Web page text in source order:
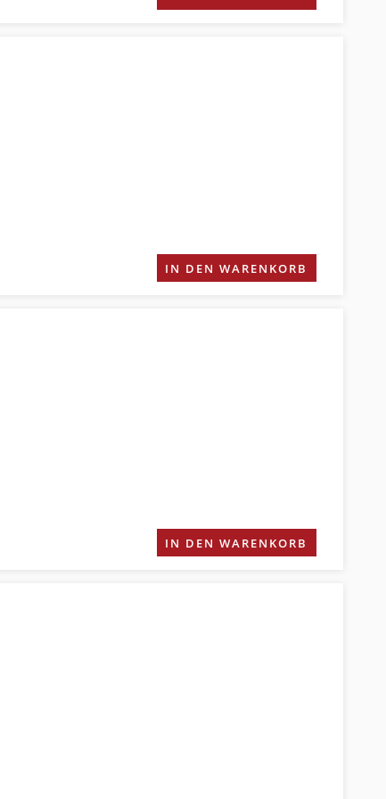
IN DEN WARENKORB
IN DEN WARENKORB